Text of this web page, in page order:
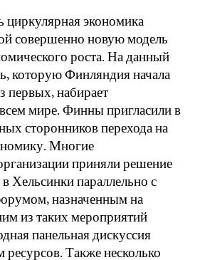
экономика
совершенно новую модель
роста. На данный
которую Финляндия начала
первых, набирает
мире. Финны пригласили в
сторонников перехода на
Многие
приняли решение
Хельсинки параллельно с
назначенным на
из таких мероприятий
панельная дискуссия
Также несколько